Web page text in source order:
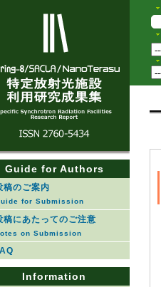
Guide for Authors
稿のご案内
for Submission
稿にあたってのご注意
on Submission
Information